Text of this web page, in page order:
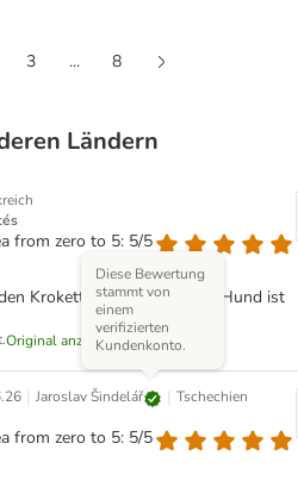
3 ...
8
Ländern
from zero to 5: 5/5
Kroketten dazu und mein Hund ist
Original anzeigen
| Jaroslav Šindelář
Diese Bewertung
stammt von
einem
verifizierten
Kundenkonto.
| Tschechien
from zero to 5: 5/5